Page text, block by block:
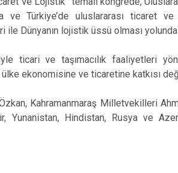
ve Türkiye’de uluslararası ticaret
Dünyanın lojistik üssü olması yolunda
ticari ve taşımacılık faaliyetleri
ekonomisine ve ticaretine katkısı
Kahramanmaraş Milletvekilleri
Yunanistan, Hindistan, Rusya ve